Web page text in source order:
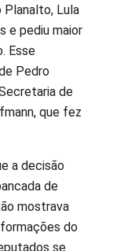
Planalto, Lula
e pediu maior
Esse
Pedro
de
que fez
a decisão
de
mostrava
do
se